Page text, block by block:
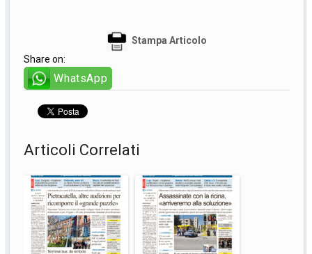
Stampa Articolo
Share on:
WhatsApp
Articoli Correlati